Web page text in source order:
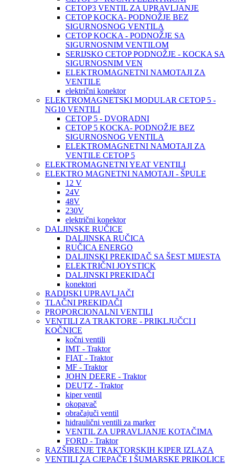
CETOP3 VENTIL ZA UPRAVLJANJE
CETOP KOCKA- PODNOŽJE BEZ
SIGURNOSNOG VENTILA
CETOP KOCKA - PODNOŽJE SA
SIGURNOSNIM VENTILOM
SERIJSKO CETOP PODNOŽJE - KOCKA SA
SIGURNOSNIM VEN
ELEKTROMAGNETNI NAMOTAJI ZA
VENTILE
električni konektor
ELEKTROMAGNETSKI MODULAR CETOP 5 -
NG10 VENTILI
CETOP 5 - DVORADNI
CETOP 5 KOCKA- PODNOŽJE BEZ
SIGURNOSNOG VENTILA
ELEKTROMAGNETNI NAMOTAJI ZA
VENTILE CETOP 5
ELEKTROMAGNETNI YEAT VENTILI
ELEKTRO MAGNETNI NAMOTAJI - ŠPULE
12 V
24V
48V
230V
električni konektor
DALJINSKE RUČICE
DALJINSKA RUČICA
RUČICA ENERGO
DALJINSKI PREKIDAČ SA ŠEST MIJESTA
ELEKTRIČNI JOYSTICK
DALJINSKI PREKIDAČI
konektori
RADIJSKI UPRAVLJAČI
TLAČNI PREKIDAČI
PROPORCIONALNI VENTILI
VENTILI ZA TRAKTORE - PRIKLJUČCI I
KOČNICE
kočni ventili
IMT - Traktor
FIAT - Traktor
MF - Traktor
JOHN DEERE - Traktor
DEUTZ - Traktor
kiper ventil
okopavač
obračajuči ventil
hidraulični ventili za marker
VENTIL ZA UPRAVLJANJE KOTAČIMA
FORD - Traktor
RAZŠIRENJE TRAKTORSKIH KIPER IZLAZA
VENTILI ZA CJEPAČE I ŠUMARSKE PRIKOLICE